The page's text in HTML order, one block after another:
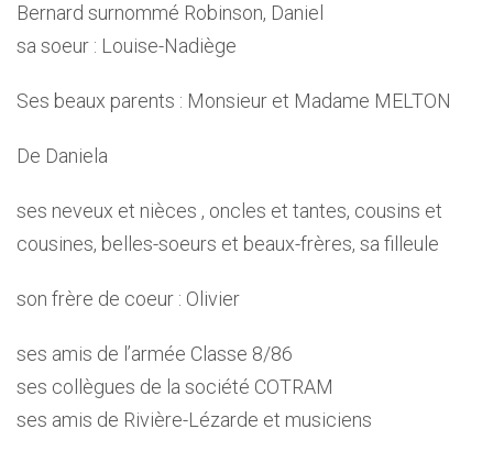
Bernard surnommé Robinson, Daniel
sa soeur : Louise-Nadiège
Ses beaux parents : Monsieur et Madame MELTON
De Daniela
ses neveux et nièces , oncles et tantes, cousins et
cousines, belles-soeurs et beaux-frères, sa filleule
son frère de coeur : Olivier
ses amis de l’armée Classe 8/86
ses collègues de la société COTRAM
ses amis de Rivière-Lézarde et musiciens